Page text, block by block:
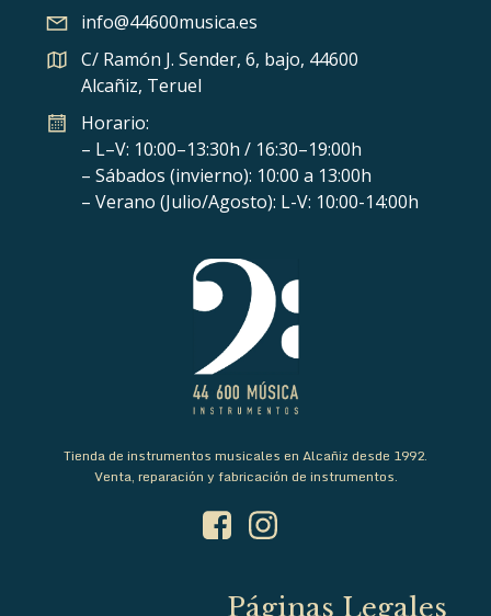
info@44600musica.es
C/ Ramón J. Sender, 6, bajo, 44600
Alcañiz, Teruel
Horario:
– L–V: 10:00–13:30h / 16:30–19:00h
– Sábados (invierno): 10:00 a 13:00h
– Verano (Julio/Agosto): L-V: 10:00-14:00h
Tienda de instrumentos musicales en Alcañiz desde 1992.
Venta, reparación y fabricación de instrumentos.
Páginas Legales